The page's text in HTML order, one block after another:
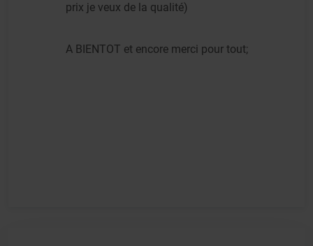
prix je veux de la qualité)
A BIENTOT et encore merci pour tout;